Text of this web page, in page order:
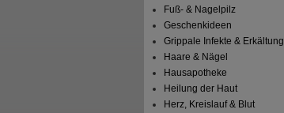
Fuß- & Nagelpilz
Geschenkideen
Grippale Infekte & Erkältung
Haare & Nägel
Hausapotheke
Heilung der Haut
Herz, Kreislauf & Blut